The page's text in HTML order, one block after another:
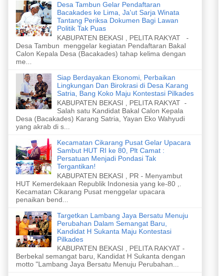
Desa Tambun Gelar Pendaftaran
Bacakades ke Lima, Ja'ut Sarja Winata
Tantang Periksa Dokumen Bagi Lawan
Politik Tak Puas
KABUPATEN BEKASI , PELITA RAKYAT -
Desa Tambun menggelar kegiatan Pendaftaran Bakal
Calon Kepala Desa (Bacakades) tahap kelima dengan
me...
Siap Berdayakan Ekonomi, Perbaikan
Lingkungan Dan Birokrasi di Desa Karang
Satria, Bang Koko Maju Kontestasi Pilkades
KABUPATEN BEKASI , PELITA RAKYAT -
Salah satu Kandidat Bakal Calon Kepala
Desa (Bacakades) Karang Satria, Yayan Eko Wahyudi
yang akrab di s...
Kecamatan Cikarang Pusat Gelar Upacara
Sambut HUT RI ke 80, Plt Camat :
Persatuan Menjadi Pondasi Tak
Tergantikan!
KABUPATEN BEKASI , PR - Menyambut
HUT Kemerdekaan Republik Indonesia yang ke-80 ,.
Kecamatan Cikarang Pusat menggelar upacara
penaikan bend...
Targetkan Lambang Jaya Bersatu Menuju
Perubahan Dalam Semangat Baru,
Kandidat H Sukanta Maju Kontestasi
Pilkades
KABUPATEN BEKASI , PELITA RAKYAT -
Berbekal semangat baru, Kandidat H Sukanta dengan
motto "Lambang Jaya Bersatu Menuju Perubahan...